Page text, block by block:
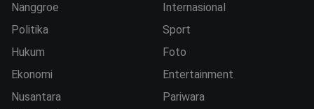
Nanggroe
Politika
Hukum
Ekonomi
Nusantara
Internasional
Sport
Foto
Entertainment
Pariwara